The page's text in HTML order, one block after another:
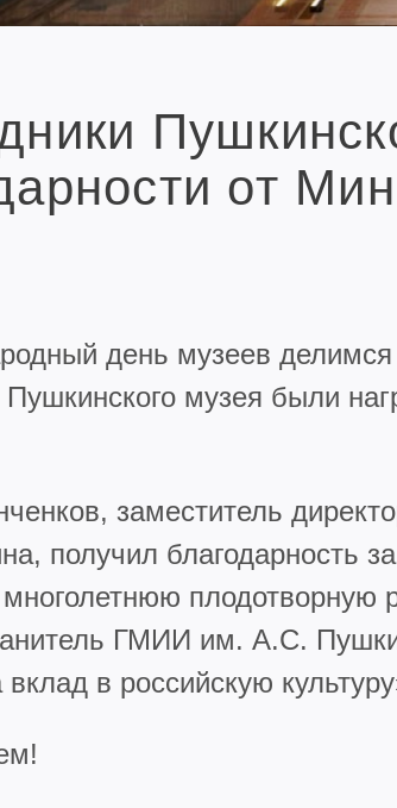
от
день музеев
Пушкинского музея были
заместитель
получил благодарность
плодотворную
ГМИИ им. А.С.
в российскую